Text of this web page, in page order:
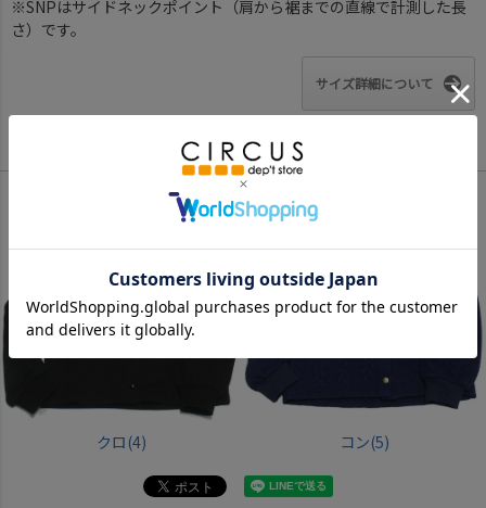
※SNPはサイドネックポイント（肩から裾までの直線で計測した長
さ）です。
サイズ詳細について
クロ(4) コン(5)